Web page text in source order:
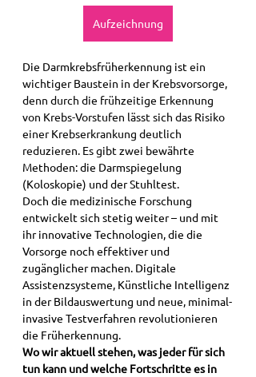
Aufzeichnung
Die Darmkrebsfrüherkennung ist ein
wichtiger Baustein in der Krebsvorsorge,
denn durch die frühzeitige Erkennung
von Krebs-Vorstufen lässt sich das Risiko
einer Krebserkrankung deutlich
reduzieren. Es gibt zwei bewährte
Methoden: die Darmspiegelung
(Koloskopie) und der Stuhltest.
Doch die medizinische Forschung
entwickelt sich stetig weiter – und mit
ihr innovative Technologien, die die
Vorsorge noch effektiver und
zugänglicher machen. Digitale
Assistenzsysteme, Künstliche Intelligenz
in der Bildauswertung und neue, minimal-
invasive Testverfahren revolutionieren
die Früherkennung.
Wo wir aktuell stehen, was jeder für sich
tun kann und welche Fortschritte es in